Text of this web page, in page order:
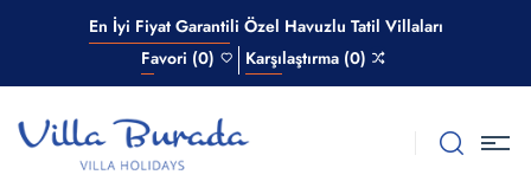
En İyi Fiyat Garantili Özel Havuzlu Tatil Villaları
Favori (0)
Karşılaştırma (0)